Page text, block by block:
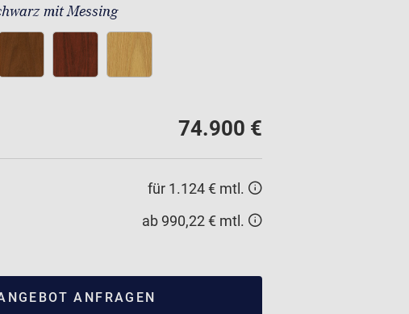
mit Messing
74.900 €
für 1.124 € mtl.
ab 990,22 € mtl.
ANFRAGEN